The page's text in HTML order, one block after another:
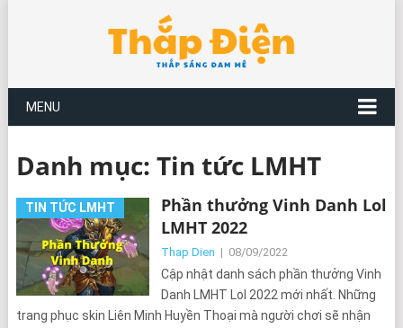
MENU
Danh mục: Tin tức LMHT
TIN TỨC LMHT
Phần thưởng Vinh Danh Lol
LMHT 2022
Thap Dien | 08/09/2022
Cập nhật danh sách phần thưởng Vinh
Danh LMHT Lol 2022 mới nhất. Những
trang phục skin Liên Minh Huyền Thoại mà người chơi sẽ nhận